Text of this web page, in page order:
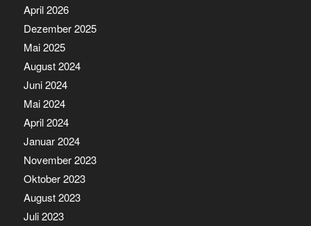
April 2026
Dezember 2025
Mai 2025
August 2024
Juni 2024
Mai 2024
April 2024
Januar 2024
November 2023
Oktober 2023
August 2023
Juli 2023